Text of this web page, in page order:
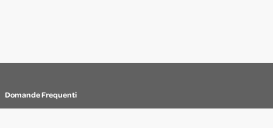
Domande Frequenti